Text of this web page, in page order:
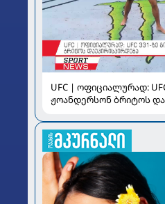
UFC | ოფიციალურად:
ჟოანდერსონ ბრიტოს